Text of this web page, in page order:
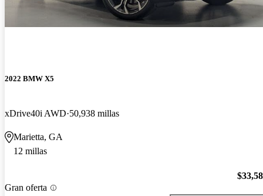
2022 BMW X5
xDrive40i AWD 50,938 millas
Marietta, GA
12 millas
Gran oferta